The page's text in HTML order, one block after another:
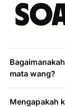
mata wang?
Mengapakah